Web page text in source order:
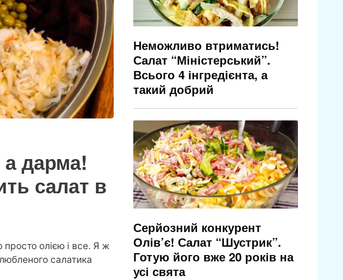
а дарма!
салат в
просто олією і все. Я ж
салатика
Неможливо втриматись!
Салат “Міністерський”.
Всього 4 інгредієнта, а
такий добрий
Серйозний конкурент
Олів’є! Салат “Шустрик”.
Готую його вже 20 років на
усі свята